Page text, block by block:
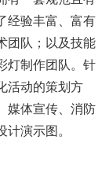
经验丰富、富有
团队；以及技能
灯制作团队。针
活动的策划方
媒体宣传、消防
演示图。